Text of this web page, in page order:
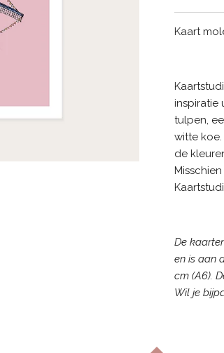
Kaart
inspiratie
tulpen,
witte
de
De
en is aan
cm (A6).
Wil je